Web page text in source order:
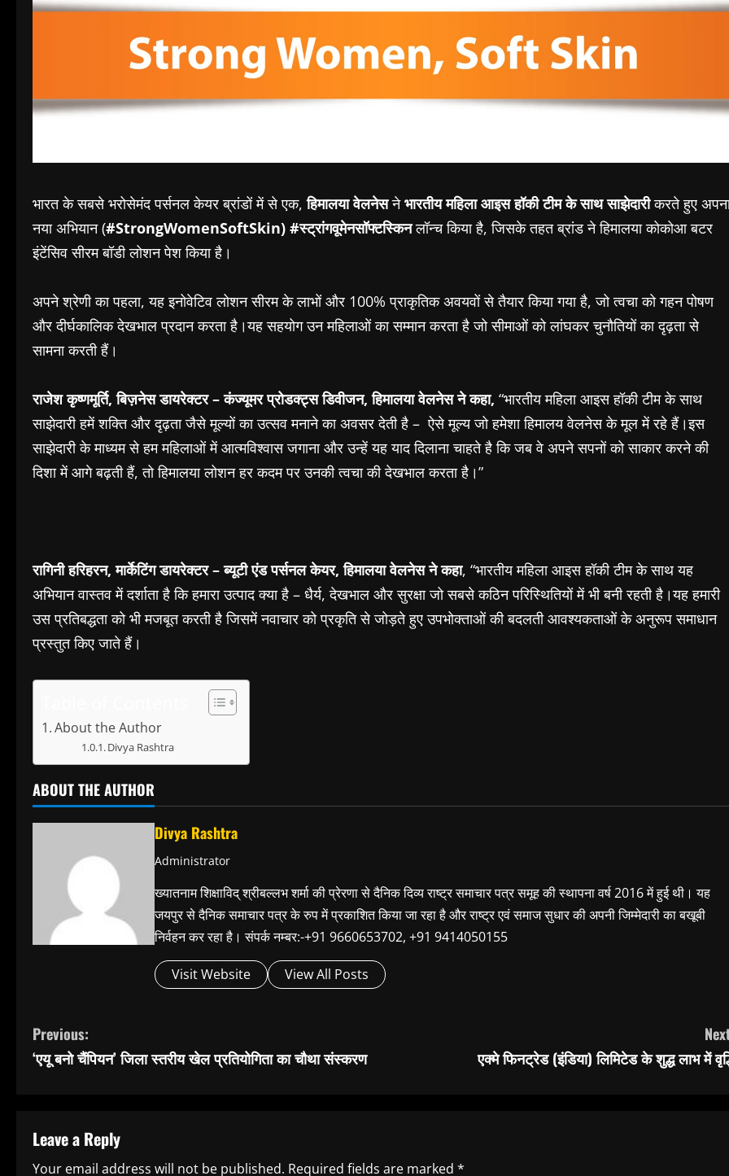
भारत के सबसे भरोसेमंद पर्सनल केयर ब्रांडों में से एक,हिमालयावेलनेसनेभारतीय महिला आइस हॉकी टीम के साथ साझेदारीकरते हुए
नया अभियान (#StrongWomenSoftSkin) #स्ट्रांगवूमेनसॉफ्टस्किनलॉन्च किया है, जिसके तहत ब्रांड ने हिमालया कोकोआ बटर
इंटेंसिव सीरम बॉडी लोशन पेश किया है।
अपने श्रेणी का पहला, यह इनोवेटिव लोशन सीरम के लाभों और 100% प्राकृतिक अवयवों से तैयार किया गया है, जो त्वचा को गहन पोषण
और दीर्घकालिक देखभाल प्रदान करता है।यह सहयोग उन महिलाओं का सम्मान करता है जो सीमाओं को लांघकर चुनौतियों का दृढ़ता से
सामना करती हैं।
राजेश कृष्णमूर्ति,बिज़नेस डायरेक्टर – कंज्यूमर प्रोडक्ट्स डिवीजन,हिमालयावेलनेस ने कहा, “भारतीय महिला आइस हॉकी टीम के साथ
साझेदारी हमें शक्ति और दृढ़ता जैसे मूल्यों का उत्सव मनाने का अवसर देती है – ऐसे मूल्य जो हमेशा हिमालय वेलनेस के मूल में रहे हैं।इस
साझेदारी के माध्यम से हम महिलाओं में आत्मविश्वास जगाना और उन्हें यह याद दिलाना चाहते है कि जब वे अपने सपनों को साकार करने की
दिशा में आगे बढ़ती हैं, तो हिमालया लोशन हर कदम पर उनकी त्वचा की देखभाल करता है।”
रागिनी हरिहरन,मार्केटिंग डायरेक्टर – ब्यूटी एंड पर्सनल केयर,हिमालयावेलनेस ने कहा, “भारतीय महिला आइस हॉकी टीम के साथ यह
अभियान वास्तव में दर्शाता है कि हमारा उत्पाद क्या है – धैर्य, देखभाल और सुरक्षा जो सबसे कठिन परिस्थितियों में भी बनी रहती है।यह हमारी
उस प्रतिबद्धता को भी मजबूत करती है जिसमें नवाचार को प्रकृति से जोड़ते हुए उपभोक्ताओं की बदलती आवश्यकताओं के अनुरूप समाधान
प्रस्तुत किए जाते हैं।
About the Author
Divya Rashtra
ABOUT THE AUTHOR
Divya Rashtra
Administrator
ख्यातनाम शिक्षाविद् श्रीबल्लभ शर्मा की प्रेरणा से दैनिक दिव्य राष्ट्र समाचार पत्र समूह की स्थापना वर्ष 2016 में हुई थी। यह
जयपुर से दैनिक समाचार पत्र के रुप में प्रकाशित किया जा रहा है और राष्ट्र एवं समाज सुधार की अपनी जिम्मेदारी का बखूबी
निर्वहन कर रहा है। संपर्क नम्बर:-+91 9660653702, +91 9414050155
Visit Website View All Posts
C
o
t
Previous:
‘एयू बनो चैंपियन’ जिला स्तरीय खेल प्रतियोगिता का चौथा संस्करण
एक्मे फिनट्रेड (इंडिया) लिमिटेड के शुद्ध लाभ में
Leave a Reply
Your email address will not be published. Required fields are marked *